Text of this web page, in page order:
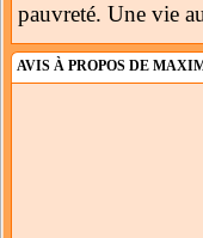
pauvreté. Une vie
AVIS À PROPOS DE